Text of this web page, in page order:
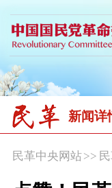
新闻详
民革中央网站>>